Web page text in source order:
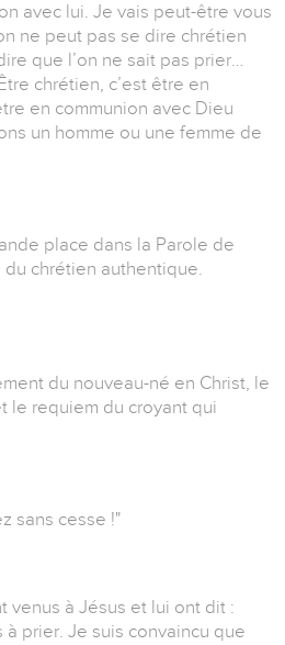
avec lui. Je vais peut-être vous
ne peut pas se dire chrétien
que l’on ne sait pas prier…
chrétien, c’est être en
en communion avec Dieu
un homme ou une femme de
place dans la Parole de
chrétien authentique.
du nouveau-né en Christ, le
le requiem du croyant qui
sans cesse !"
venus à Jésus et lui ont dit :
prier. Je suis convaincu que